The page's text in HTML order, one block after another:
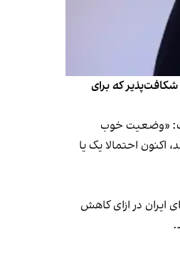
شکافت‌پذیر که برای
«وضعیت خوب
احتمالا یک یا
ایران در ازای کاهش